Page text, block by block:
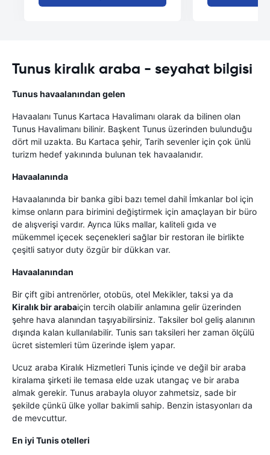
Tunus kiralık araba - seyahat bilgisi
Tunus havaalanından gelen
Havaalanı Tunus Kartaca Havalimanı olarak da bilinen olan
Tunus Havalimanı bilinir. Başkent Tunus üzerinden bulunduğu
dört mil uzakta. Bu Kartaca şehir, Tarih sevenler için çok ünlü
turizm hedef yakınında bulunan tek havaalanıdır.
Havaalanında
Havaalanında bir banka gibi bazı temel dahil İmkanlar bol için
kimse onların para birimini değiştirmek için amaçlayan bir büro
de alışverişi vardır. Ayrıca lüks mallar, kaliteli gıda ve
mükemmel içecek seçenekleri sağlar bir restoran ile birlikte
çeşitli satıyor duty özgür bir dükkan var.
Havaalanından
Bir çift gibi antrenörler, otobüs, otel Mekikler, taksi ya da
Kiralık bir arabaiçin tercih olabilir anlamına gelir üzerinden
şehre hava alanından taşıyabilirsiniz. Taksiler bol geliş alanının
dışında kalan kullanılabilir. Tunis sarı taksileri her zaman ölçülü
ücret sistemleri tüm üzerinde işlem yapar.
Ucuz araba Kiralık Hizmetleri Tunis içinde ve değil bir araba
kiralama şirketi ile temasa elde uzak utangaç ve bir araba
almak gerekir. Tunus arabayla oluyor zahmetsiz, sade bir
şekilde çünkü ülke yollar bakimli sahip. Benzin istasyonları da
de mevcuttur.
En iyi Tunis otelleri